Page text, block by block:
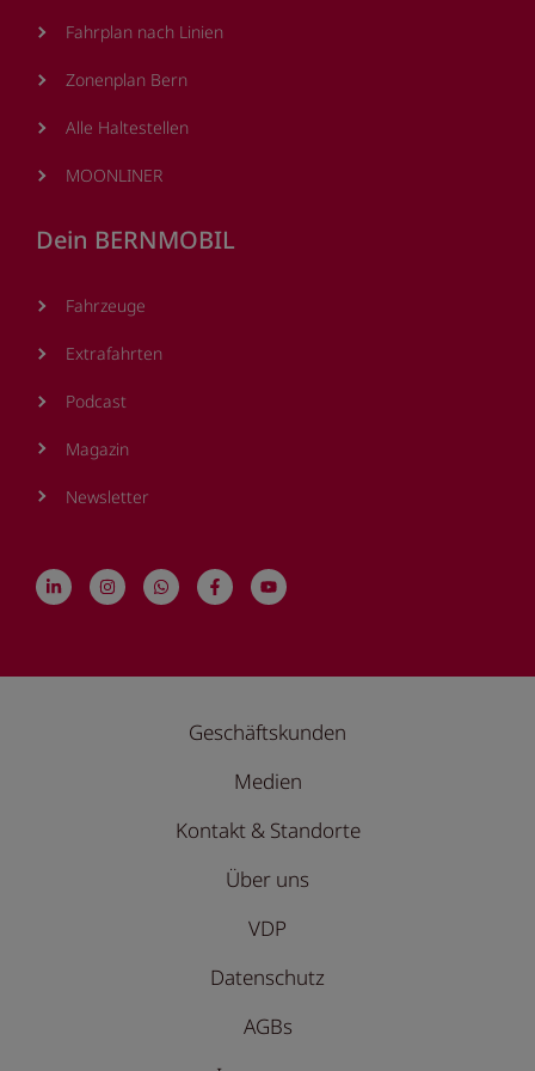
Fahrplan nach Linien
Zonenplan Bern
Alle Haltestellen
MOONLINER
Dein BERNMOBIL
Fahrzeuge
Extrafahrten
Podcast
Magazin
Newsletter
Geschäftskunden
Medien
Kontakt & Standorte
Über uns
VDP
Datenschutz
AGBs